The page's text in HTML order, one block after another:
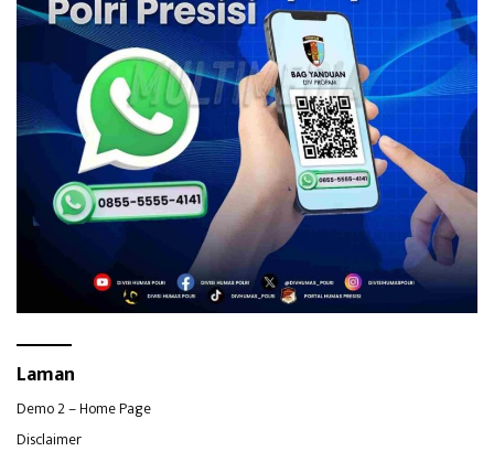
Laman
Demo 2 – Home Page
Disclaimer